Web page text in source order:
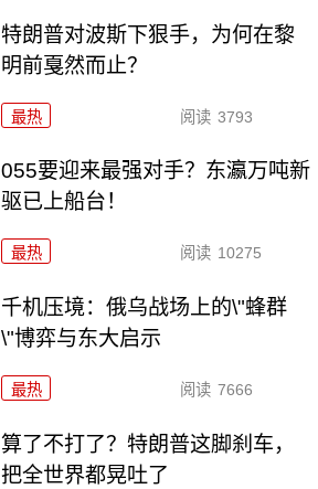
特朗普对波斯下狠手，为何在黎
明前戛然而止？
最热 阅读 3793
055要迎来最强对手？东瀛万吨新
驱已上船台！
最热 阅读 10275
千机压境：俄乌战场上的\"蜂群
\"博弈与东大启示
最热 阅读 7666
算了不打了？特朗普这脚刹车，
把全世界都晃吐了